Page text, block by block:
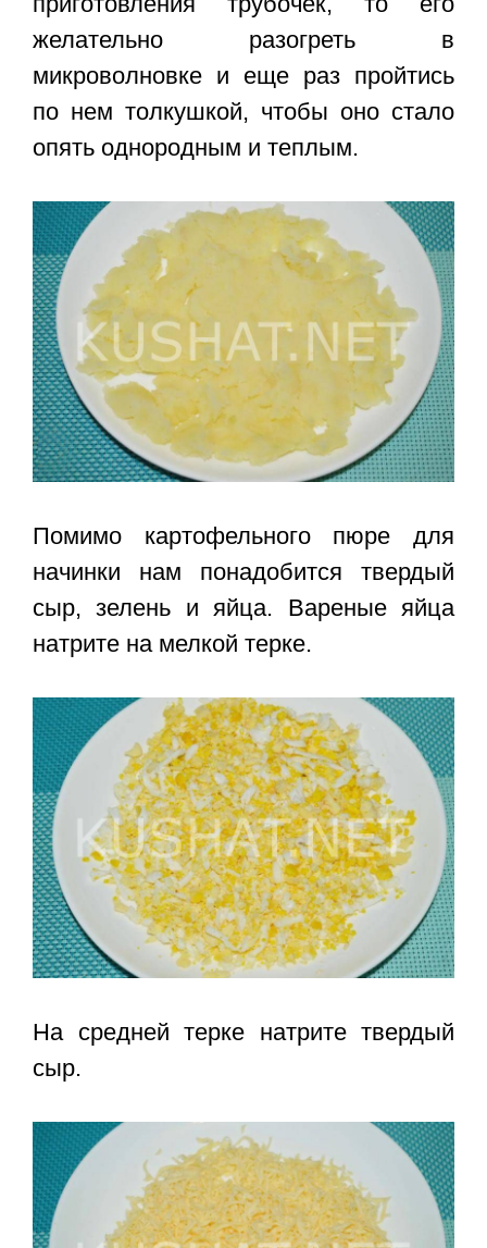
желательно разогреть в
микроволновке и еще раз пройтись
по нем толкушкой, чтобы оно стало
опять однородным и теплым.
Помимо картофельного пюре для
начинки нам понадобится твердый
сыр, зелень и яйца. Вареные яйца
натрите на мелкой терке.
На средней терке натрите твердый
сыр.